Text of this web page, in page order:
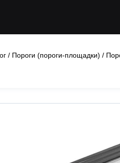
/ Пороги (пороги-площадки) /